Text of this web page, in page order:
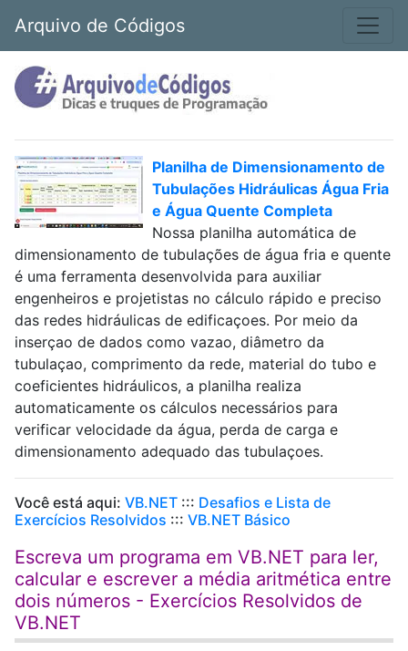
Arquivo de Códigos
Planilha de Dimensionamento de
Tubulações Hidráulicas Água Fria
e Água Quente Completa
Nossa planilha automática de
dimensionamento de tubulações de água fria e quente
é uma ferramenta desenvolvida para auxiliar
engenheiros e projetistas no cálculo rápido e preciso
das redes hidráulicas de edificaçoes. Por meio da
inserçao de dados como vazao, diâmetro da
tubulaçao, comprimento da rede, material do tubo e
coeficientes hidráulicos, a planilha realiza
automaticamente os cálculos necessários para
verificar velocidade da água, perda de carga e
dimensionamento adequado das tubulaçoes.
Você está aqui: VB.NET ::: Desafios e Lista de
Exercícios Resolvidos ::: VB.NET Básico
Escreva um programa em VB.NET para ler,
calcular e escrever a média aritmética entre
dois números - Exercícios Resolvidos de
VB.NET